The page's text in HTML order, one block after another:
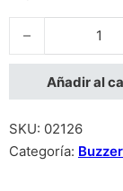
Módulo Buzzer
Añadir al
SKU: 02126
Categoría: